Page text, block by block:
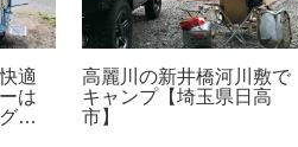
適
は
カ
高麗川の新井橋河川敷で
キャンプ【埼玉県日高
市】